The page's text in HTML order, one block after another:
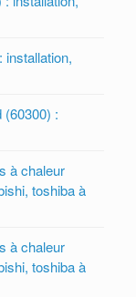
installation,
(60300) :
à chaleur
toshiba à
à chaleur
toshiba à